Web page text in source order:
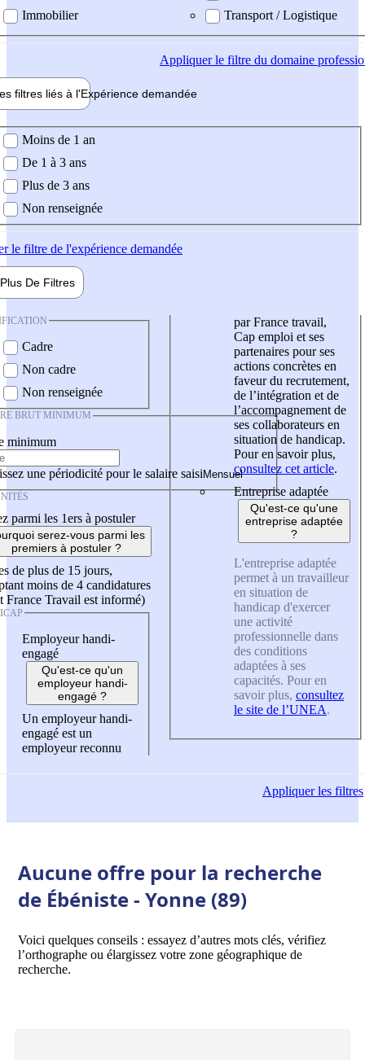
Immobilier
Transport / Logistique
Appliquerle filtre du domaine
filtres liés à l'Expérience demandée
demandée
Moins de 1 an
De 1 à 3 ans
Plus de 3 ans
Non renseignée
le filtre de l'expérience demandée
Plus De Filtres
Cadre
Non cadre
Non renseignée
BRUT MINIMUM
minimum
une périodicité pour le salaire saisi
parmi les 1ers à postuler
serez-vous parmi les
premiers à postuler ?
de plus de 15 jours,
moins de 4 candidatures
France Travail est informé)
Employeur handi-
engagé
Qu'est-ce qu'un
employeur handi-
engagé ?
Un employeur handi-
engagé est un
employeur reconnu
par France travail,
Cap emploi et ses
partenaires pour ses
actions concrètes en
faveur du recrutement,
de l’intégration et de
l’accompagnement de
ses collaborateurs en
situation de handicap.
Pour en savoir plus,
consultez cet article.
Entreprise adaptée
Qu'est-ce qu'une
entreprise adaptée
?
L'entreprise adaptée
permet à un travailleur
en situation de
handicap d'exercer
une activité
professionnelle dans
des conditions
adaptées à ses
capacités. Pour en
savoir plus, consultez
le site de l’UNEA.
Appliquerles filtres
Aucune offre pour la recherche
de Ébéniste - Yonne (89)
Voici quelques conseils : essayez d’autres mots clés, vérifiez
l’orthographe ou élargissez votre zone géographique de
recherche.